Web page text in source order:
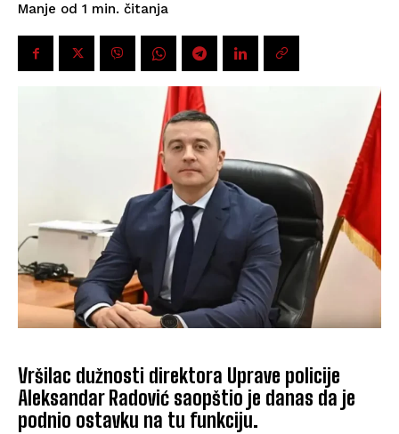
Manje od 1 min. čitanja
Vršilac dužnosti direktora Uprave policije
Aleksandar Radović saopštio je danas da je
podnio ostavku na tu funkciju.